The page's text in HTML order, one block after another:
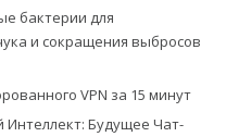
бактерии для
и сокращения выбросов
VPN за 15 минут
Интеллект: Будущее Чат-